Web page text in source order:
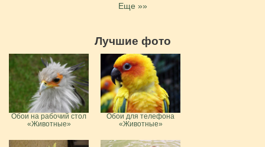
Еще »»
Лучшие фото
Обои на рабочий стол
«Животные»
Обои для телефона
«Животные»